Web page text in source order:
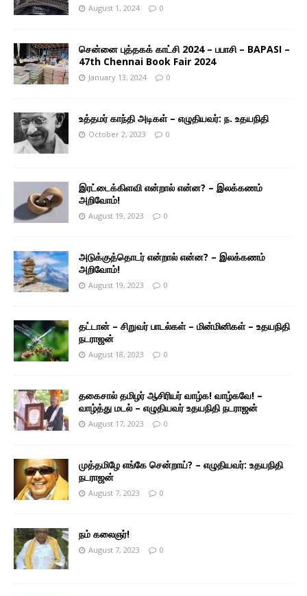
August 1, 2024 0
சென்னை புத்தகக் காட்சி 2024 – பபாசி – BAPASI –
47th Chennai Book Fair 2024
January 13, 2024 0
உத்தமர் காந்தி அடிகள் – எழுதியவர்: ந. உதயநிதி
October 2, 2023 0
இரட்டைக்கிளவி என்றால் என்ன? – இலக்கணம்
அறிவோம்!
August 19, 2023 0
அடுக்குத்தொடர் என்றால் என்ன? – இலக்கணம்
அறிவோம்!
August 19, 2023 0
தட்டான் – சிறுவர் பாடல்கள் – மின்மினிகள் – உதயநிதி
நடராஜன்
August 18, 2023 0
தகைசால் தமிழர் ஆசிரியர் வாழ்க! வாழ்கவே! –
வாழ்த்து மடல் – எழுதியவர் உதயநிதி நடராஜன்
August 17, 2023 0
முத்தமிழே எங்கே சென்றாய்? – எழுதியவர்: உதயநிதி
நடராஜன்
August 7, 2023 0
நம் கலைஞர்!
August 7, 2023 0